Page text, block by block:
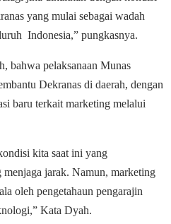
yang mulai sebagai wadah
Indonesia,” pungkasnya.
bahwa pelaksanaan Munas
Dekranas di daerah, dengan
baru terkait marketing melalui
kita saat ini yang
jarak. Namun, marketing
oleh pengetahaun pengarajin
Kata Dyah.